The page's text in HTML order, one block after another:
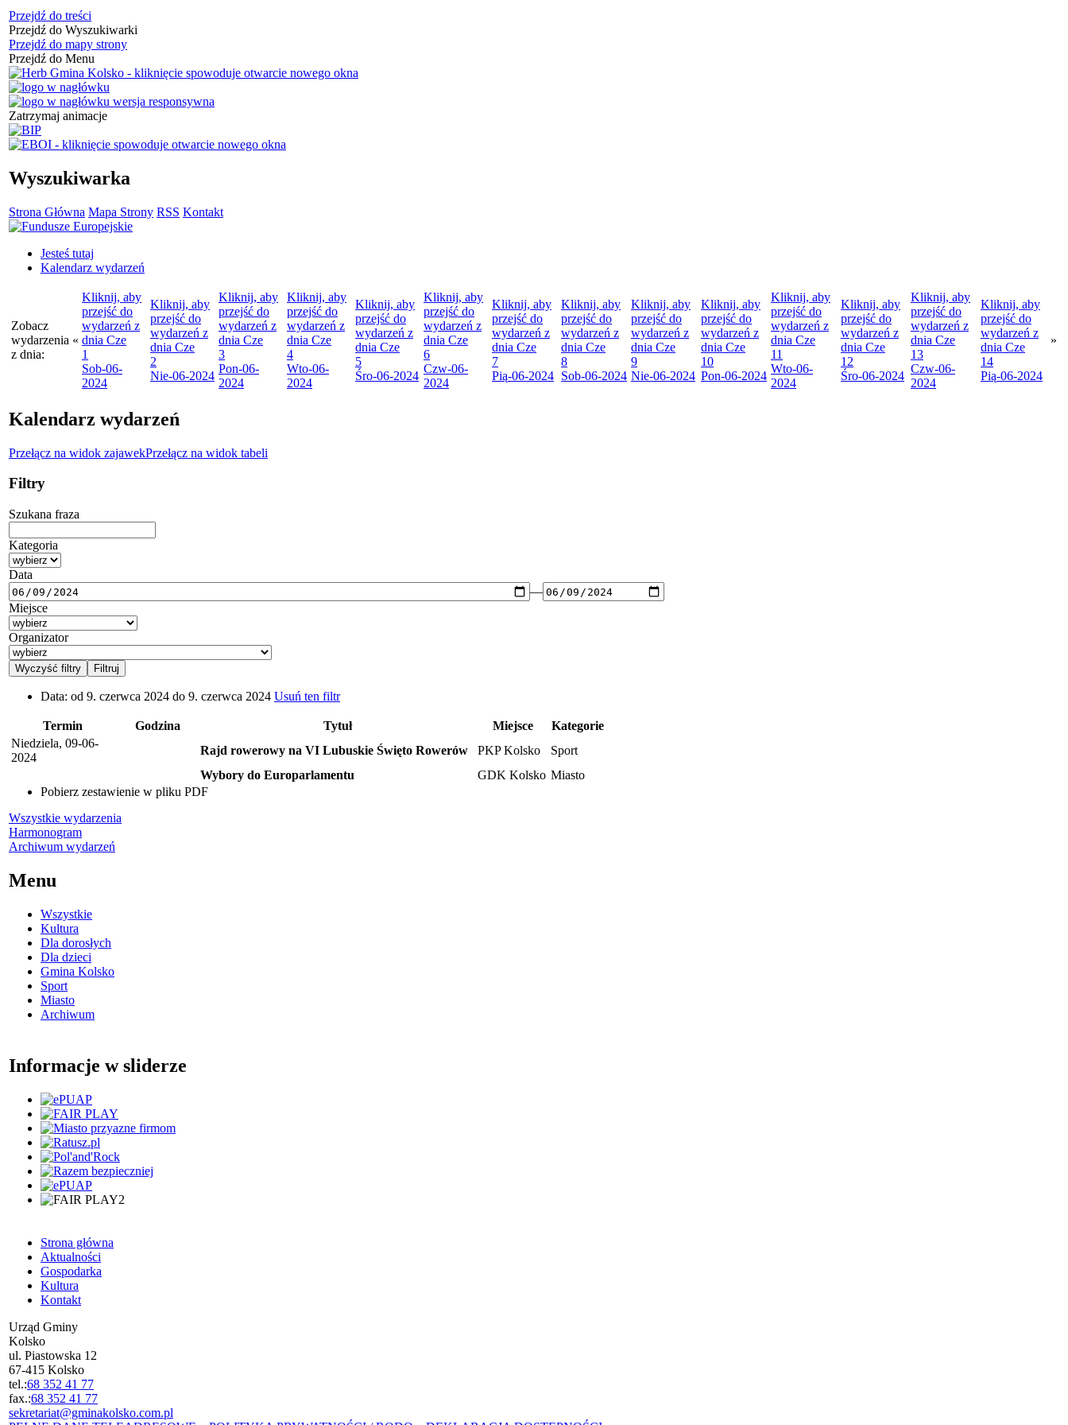
Przejdź do treści
Przejdź do Wyszukiwarki
Przejdź do mapy strony
Przejdź do Menu
Zatrzymaj animacje
Wyszukiwarka
Strona Główna Mapa Strony RSS Kontakt
Jesteś tutaj
Kalendarz wydarzeń
Zobacz
wydarzenia
z dnia:
«
Kliknij, aby
przejść do
wydarzeń z
dnia Cze
1
Sob-06-
2024
Kliknij, aby
przejść do
wydarzeń z
dnia Cze
2
Nie-06-2024
Kliknij, aby
przejść do
wydarzeń z
dnia Cze
3
Pon-06-
2024
Kliknij, aby
przejść do
wydarzeń z
dnia Cze
4
Wto-06-
2024
Kliknij, aby
przejść do
wydarzeń z
dnia Cze
5
Śro-06-2024
Kliknij, aby
przejść do
wydarzeń z
dnia Cze
6
Czw-06-
2024
Kliknij, aby
przejść do
wydarzeń z
dnia Cze
7
Pią-06-2024
Kliknij, aby
przejść do
wydarzeń z
dnia Cze
8
Sob-06-2024
Kliknij, aby
przejść do
wydarzeń z
dnia Cze
9
Nie-06-2024
Kliknij, aby
przejść do
wydarzeń z
dnia Cze
10
Pon-06-2024
Kliknij, aby
przejść do
wydarzeń z
dnia Cze
11
Wto-06-
2024
Kliknij, aby
przejść do
wydarzeń z
dnia Cze
12
Śro-06-2024
Kliknij, aby
przejść do
wydarzeń z
dnia Cze
13
Czw-06-
2024
Kliknij, aby
przejść do
wydarzeń z
dnia Cze
14
Pią-06-2024
»
Kalendarz wydarzeń
Przełącz na widok zajawekPrzełącz na widok tabeli
Filtry
Szukana fraza
Kategoria
Data
—
Miejsce
Organizator
Data: od 9. czerwca 2024 do 9. czerwca 2024 Usuń ten filtr
Termin Godzina Tytuł Miejsce
Kategorie
Niedziela, 09-06-
2024
Rajd rowerowy na VI Lubuskie Święto Rowerów PKP Kolsko
Sport
Wybory do Europarlamentu
GDK Kolsko Miasto
Pobierz zestawienie w pliku PDF
Wszystkie wydarzenia
Harmonogram
Archiwum wydarzeń
Menu
Wszystkie
Kultura
Dla dorosłych
Dla dzieci
Gmina Kolsko
Sport
Miasto
Archiwum
Informacje w sliderze
Strona główna
Aktualności
Gospodarka
Kultura
Kontakt
Urząd Gminy
Kolsko
ul. Piastowska 12
67-415 Kolsko
tel.:68 352 41 77
fax.:68 352 41 77
sekretariat@gminakolsko.com.pl